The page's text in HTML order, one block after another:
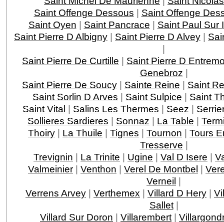
Saint Offenge Dessous | Saint Offenge
Saint Oyen | Saint Pancrace | Saint Paul Sur
Saint Pierre D Albigny | Saint Pierre D Alvey |
|
Saint Pierre De Curtille | Saint Pierre D
Genebroz |
Saint Pierre De Soucy| Sainte Reine | Saint
Saint Sorlin D Arves | Saint Sulpice | Saint
Saint Vital | Salins Les Thermes | Seez |
Sollieres Sardieres | Sonnaz | La Table |
Thoiry | La Thuile | Tignes | Tournon | Tours
Tresserve |
Trevignin | La Trinite | Ugine | Val D Isere |
Valmeinier | Venthon | Verel De Montbel |
Verneil |
Verrens Arvey | Verthemex | Villard D Hery |
Sallet|
Villard Sur Doron | Villarembert |